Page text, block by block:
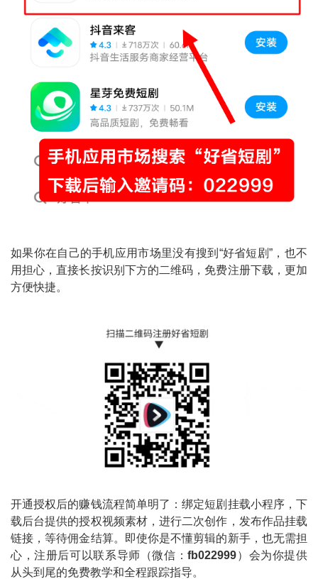
如果你在自己的手机应用市场里没有搜到“好省短剧”，也不
用担心，直接长按识别下方的二维码，免费注册下载，更加
方便快捷。
开通授权后的赚钱流程简单明了：绑定短剧挂载小程序，下
载后台提供的授权视频素材，进行二次创作，发布作品挂载
链接，等待佣金结算。即使你是不懂剪辑的新手，也无需担
心，注册后可以联系导师（微信：fb022999）会为你提供
从头到尾的免费教学和全程跟踪指导。